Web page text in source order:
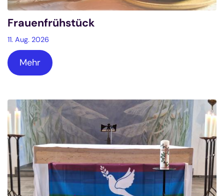
Frauenfrühstück
11. Aug. 2026
Mehr